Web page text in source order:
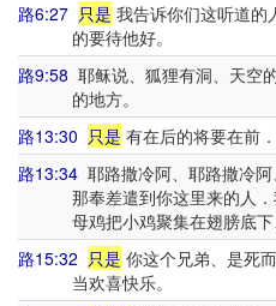
路6:27 只是 我告诉你们这听道的
的要待他好。
路9:58 耶稣说、狐狸有洞、天空
的地方。
路13:30 只是 有在后的将要在前
路13:34 耶路撒冷阿、耶路撒冷
那奉差遣到你这里来的人
母鸡把小鸡聚集在翅膀底下
路15:32 只是 你这个兄弟、是死
当欢喜快乐。